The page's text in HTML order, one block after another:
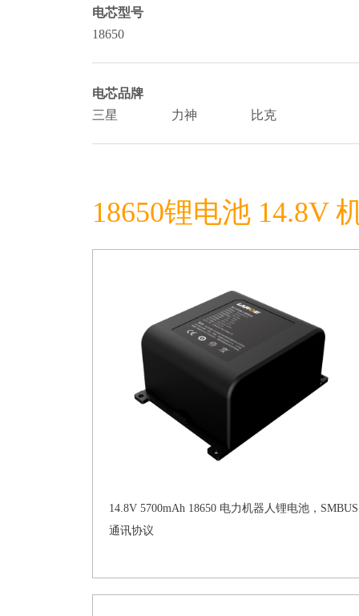
电芯型号
18650
电芯品牌
三星
力神 比克
18650锂电池 14.8V
14.8V 5700mAh 18650 电力机器人锂电池，SMBUS
通讯协议